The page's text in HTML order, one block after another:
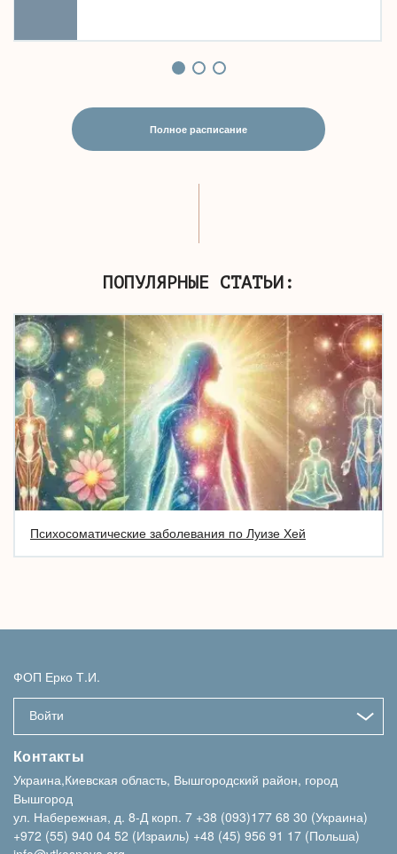
Полное расписание
ПОПУЛЯРНЫЕ СТАТЬИ:
Психосоматические заболевания по Луизе Хей
ФОП Ерко Т.И.
Войти
Контакты
Украина,Киевская область, Вышгородский район, город
Вышгород
ул. Набережная, д. 8-Д корп. 7 +38 (093)177 68 30 (Украина)
+972 (55) 940 04 52 (Израиль) +48 (45) 956 91 17 (Польша)